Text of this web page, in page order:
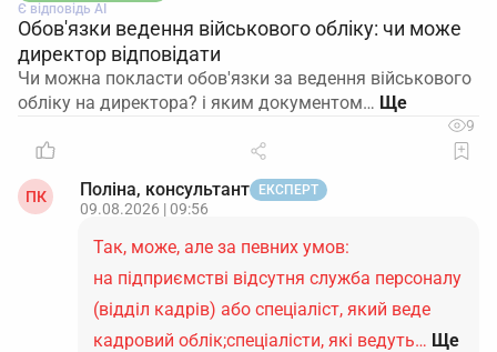
Є відповідь АІ
Обов'язки ведення військового обліку: чи може
директор відповідати
Чи можна покласти обов'язки за ведення військового
обліку на директора? і яким документом…
9
ПК Поліна, консультант ЕКСПЕРТ
09.08.2026 | 09:56
Так, може, але за певних умов:
на підприємстві відсутня служба персоналу
(відділ кадрів) або спеціаліст, який веде
кадровий облік;спеціалісти, які ведуть… Ще